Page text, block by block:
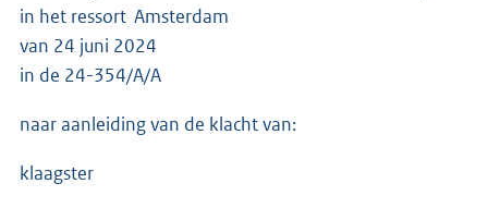
in het ressort Amsterdam
van 24 juni 2024
in de 24-354/A/A
naar aanleiding van de klacht van:
klaagster